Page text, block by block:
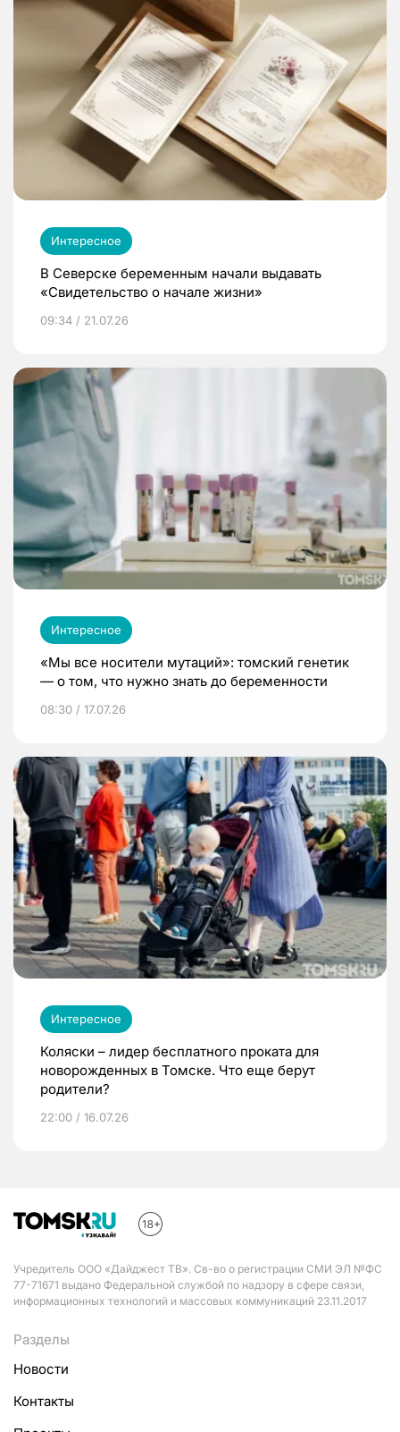
Интересное
В Северске беременным начали выдавать
«Свидетельство о начале жизни»
09:34 / 21.07.26
Интересное
«Мы все носители мутаций»: томский генетик
— о том, что нужно знать до беременности
08:30 / 17.07.26
Интересное
Коляски – лидер бесплатного проката для
новорожденных в Томске. Что еще берут
родители?
22:00 / 16.07.26
Учредитель ООО «Дайджест ТВ». Св-во о регистрации СМИ ЭЛ №ФС
77-71671 выдано Федеральной службой по надзору в сфере связи,
информационных технологий и массовых коммуникаций 23.11.2017
Разделы
Новости
Контакты